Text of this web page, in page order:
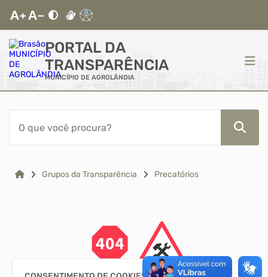
PORTAL DA
TRANSPARÊNCIA
MUNICÍPIO DE AGROLÂNDIA
ACESSO RÁPIDO
Acessibilidade
CidadãoGrupos da Transparência Precatórios